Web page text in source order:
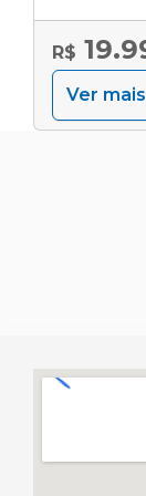
R$
Ver mais